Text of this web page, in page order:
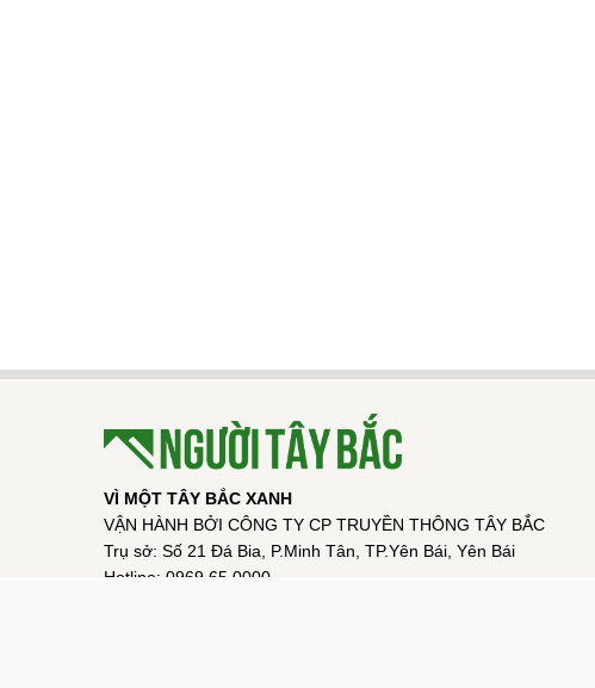
VÌ MỘT TÂY BẮC XANH
VẬN HÀNH BỞI CÔNG TY CP TRUYỀN THÔNG TÂY BẮC
Trụ sở: Số 21 Đá Bia, P.Minh Tân, TP.Yên Bái, Yên Bái
Hotline: 0969.65.0000